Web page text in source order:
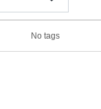
No tags